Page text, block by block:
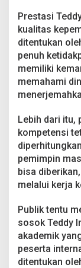
r
e
r
S
t
r
t
g
i
s
Prestasi
kualitas
ditentukan
penuh
memiliki
memahami
Lebih dari itu,
kompetensi
pemimpin
bisa
melalui kerja
Publik tentu
sosok Teddy
akademik
peserta
ditentukan